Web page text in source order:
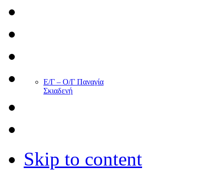
Ε/Γ – Ο/Γ Παναγία
Σκιαδενή
Skip to content